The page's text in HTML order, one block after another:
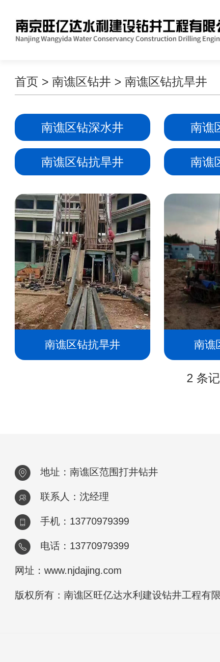
首页 > 南谯区钻井 > 南谯区钻抗旱井
南谯区钻深水井 南谯
南谯区钻抗旱井 南谯
南谯区钻抗旱井 南谯
2 条
地址：南谯区范围打井钻井
联系人：沈经理
手机：13770979399
电话：13770979399
网址：www.njdajing.com
版权所有：南谯区旺亿达水利建设钻井工程有